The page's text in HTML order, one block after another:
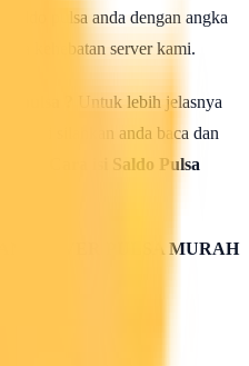
pulsa anda dengan angka
kehebatan server kami.
pulsa ?
Untuk lebih jelasnya
ini silahkan anda baca dan
:
Cara isi Saldo Pulsa
SERVER PULSA MURAH